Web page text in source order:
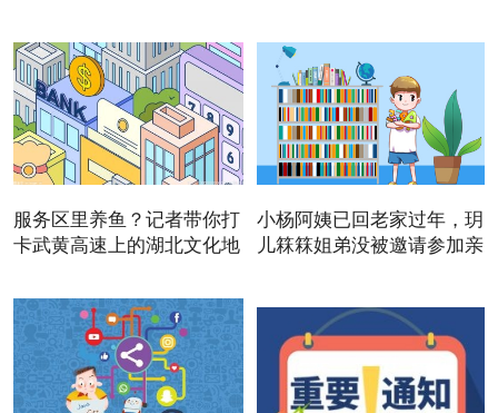
服务区里养鱼？记者带你打
卡武黄高速上的湖北文化地
小杨阿姨已回老家过年，玥
儿箖箖姐弟没被邀请参加亲